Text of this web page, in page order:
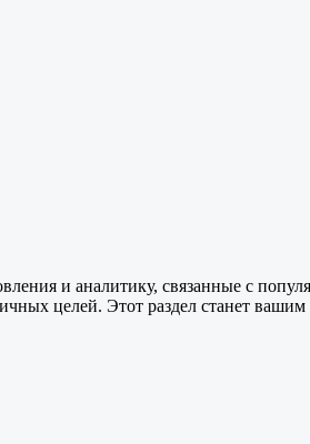
и аналитику, связанные с
целей. Этот раздел станет